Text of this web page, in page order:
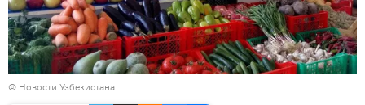
© Новости Узбекистана